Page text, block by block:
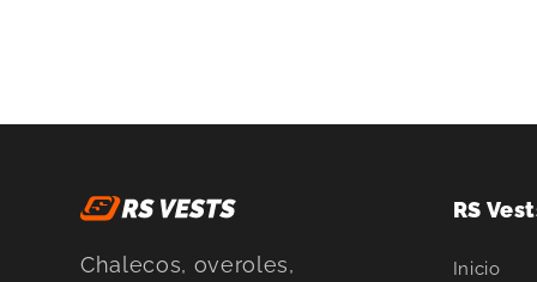
Chalecos, overoles,
RS
Inicio